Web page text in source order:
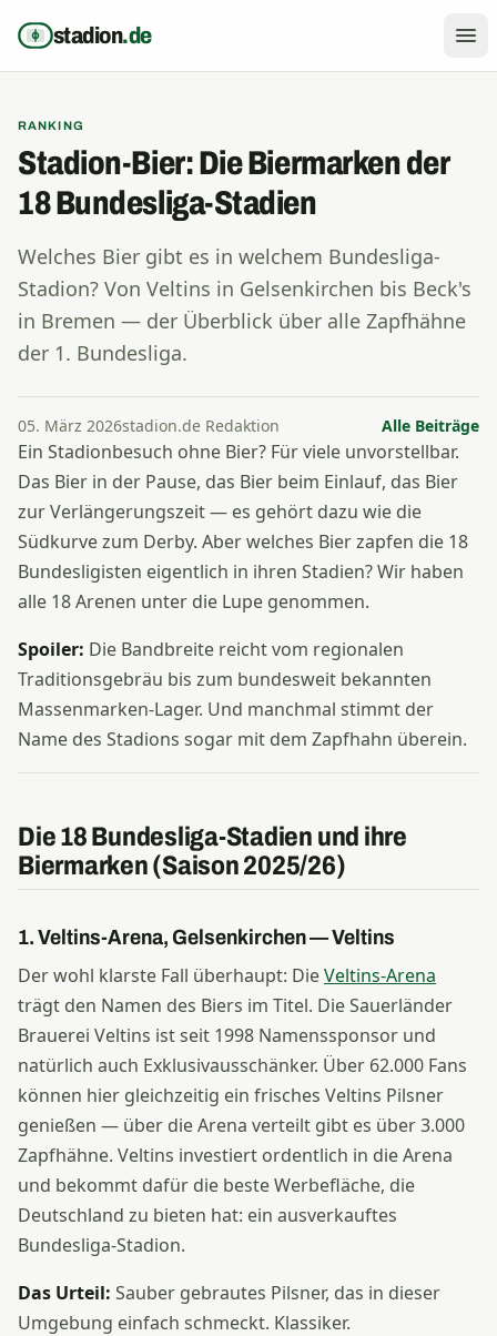
stadion.de
RANKING
Stadion-Bier: Die Biermarken der
18 Bundesliga-Stadien
Welches Bier gibt es in welchem Bundesliga-
Stadion? Von Veltins in Gelsenkirchen bis Beck's
in Bremen — der Überblick über alle Zapfhähne
der 1. Bundesliga.
05. März 2026stadion.de Redaktion Alle Beiträge
Ein Stadionbesuch ohne Bier? Für viele unvorstellbar.
Das Bier in der Pause, das Bier beim Einlauf, das Bier
zur Verlängerungszeit — es gehört dazu wie die
Südkurve zum Derby. Aber welches Bier zapfen die 18
Bundesligisten eigentlich in ihren Stadien? Wir haben
alle 18 Arenen unter die Lupe genommen.
Spoiler: Die Bandbreite reicht vom regionalen
Traditionsgebräu bis zum bundesweit bekannten
Massenmarken-Lager. Und manchmal stimmt der
Name des Stadions sogar mit dem Zapfhahn überein.
Die 18 Bundesliga-Stadien und ihre
Biermarken (Saison 2025/26)
1. Veltins-Arena, Gelsenkirchen — Veltins
Der wohl klarste Fall überhaupt: DieVeltins-Arena
trägt den Namen des Biers im Titel. Die Sauerländer
Brauerei Veltins ist seit 1998 Namenssponsor und
natürlich auch Exklusivausschänker. Über 62.000 Fans
können hier gleichzeitig ein frisches Veltins Pilsner
genießen — über die Arena verteilt gibt es über 3.000
Zapfhähne. Veltins investiert ordentlich in die Arena
und bekommt dafür die beste Werbefläche, die
Deutschland zu bieten hat: ein ausverkauftes
Bundesliga-Stadion.
Das Urteil: Sauber gebrautes Pilsner, das in dieser
Umgebung einfach schmeckt. Klassiker.